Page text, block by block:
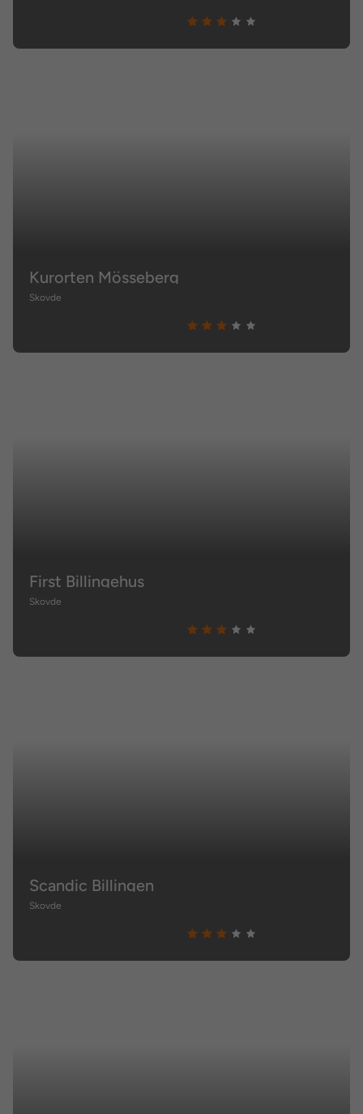
Kurorten Mösseberg
Skovde
First Billingehus
Skovde
Scandic Billingen
Skovde